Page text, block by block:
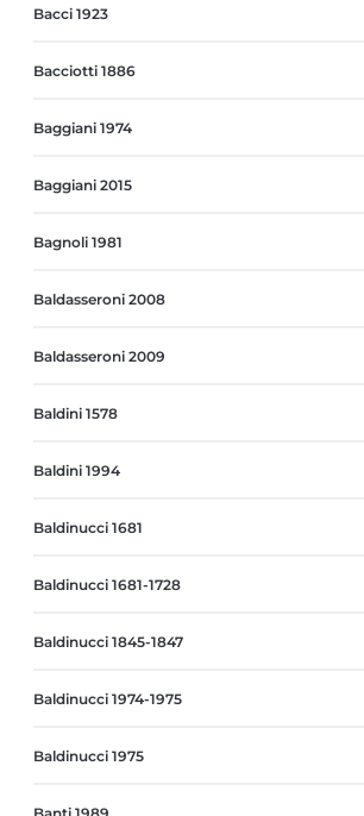
Bacci 1923
Bacciotti 1886
Baggiani 1974
Baggiani 2015
Bagnoli 1981
Baldasseroni 2008
Baldasseroni 2009
Baldini 1578
Baldini 1994
Baldinucci 1681
Baldinucci 1681-1728
Baldinucci 1845-1847
Baldinucci 1974-1975
Baldinucci 1975